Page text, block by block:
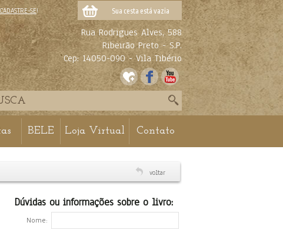
CADASTRE-SE! Sua cesta está vazia
Rua Rodrigues Alves, 588
Ribeirão Preto - S.P.
Cep: 14050-090 - Vila Tibério
BELE Loja Virtual Contato
voltar
Dúvidas ou informações sobre o livro:
Nome: